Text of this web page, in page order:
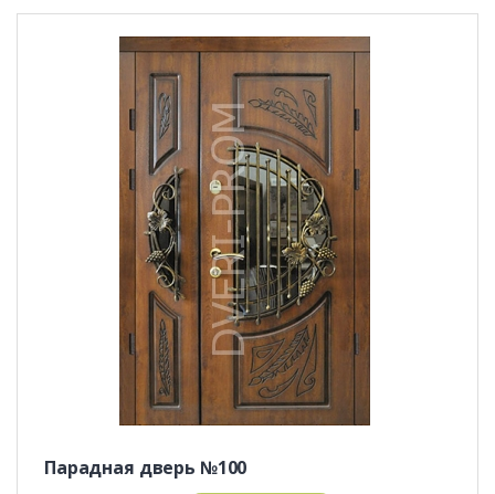
Парадная дверь №100